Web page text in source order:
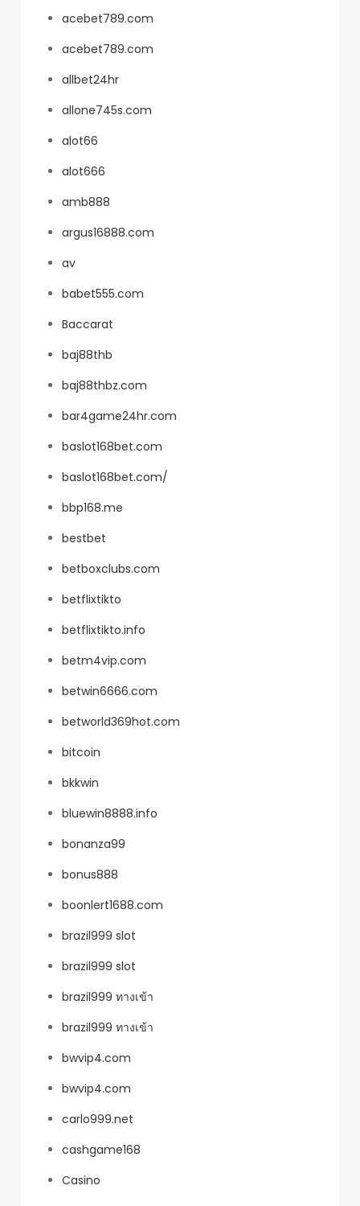
acebet789.com
acebet789.com
allbet24hr
allone745s.com
alot66
alot666
amb888
argus16888.com
av
babet555.com
Baccarat
baj88thb
baj88thbz.com
bar4game24hr.com
baslot168bet.com
baslot168bet.com/
bbp168.me
bestbet
betboxclubs.com
betflixtikto
betflixtikto.info
betm4vip.com
betwin6666.com
betworld369hot.com
bitcoin
bkkwin
bluewin8888.info
bonanza99
bonus888
boonlert1688.com
brazil999 slot
brazil999 slot
brazil999 ทางเข้า
brazil999 ทางเข้า
bwvip4.com
bwvip4.com
carlo999.net
cashgame168
Casino